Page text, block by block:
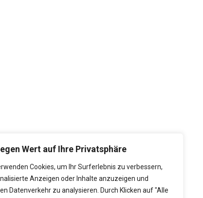
Wert auf Ihre Privatsphäre
Cookies, um Ihr Surferlebnis zu verbessern,
Anzeigen oder Inhalte anzuzeigen und
Datenverkehr zu analysieren. Durch Klicken auf "Alle